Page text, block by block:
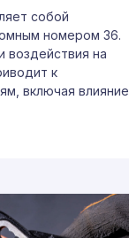
собой
номером 36.
воздействия на
к
включая влияние